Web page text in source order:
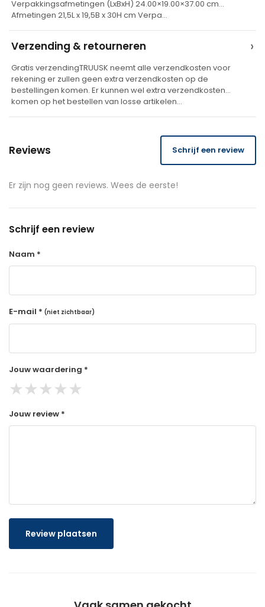
v
e
Verpakkingsafmetingen (LxBxH) 24.00×19.00×37.00 cm
Afmetingen 21,5L x 19,5B x 30H cm Verpa…
Verzending & retourneren ›
Gratis verzendingTRUUSK neemt alle verzendkosten voor
rekening er zullen geen extra verzendkosten op de
bestellingen komen. Er kunnen wel extra verzendkosten
komen op het bestellen van losse artikelen…
Reviews Schrijf een review
Er zijn nog geen reviews. Wees de eerste!
Schrijf een review
Naam *
E-mail * (niet zichtbaar)
Jouw waardering *
★★★★★
Jouw review *
Review plaatsen